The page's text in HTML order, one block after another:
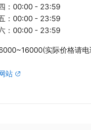
：00:00 - 23:59
：00:00 - 23:59
：00:00 - 23:59
实际价格请电
站